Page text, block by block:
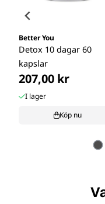
Better You
Detox 10 dagar 60
kapslar
207,00 kr
I lager
Köp nu